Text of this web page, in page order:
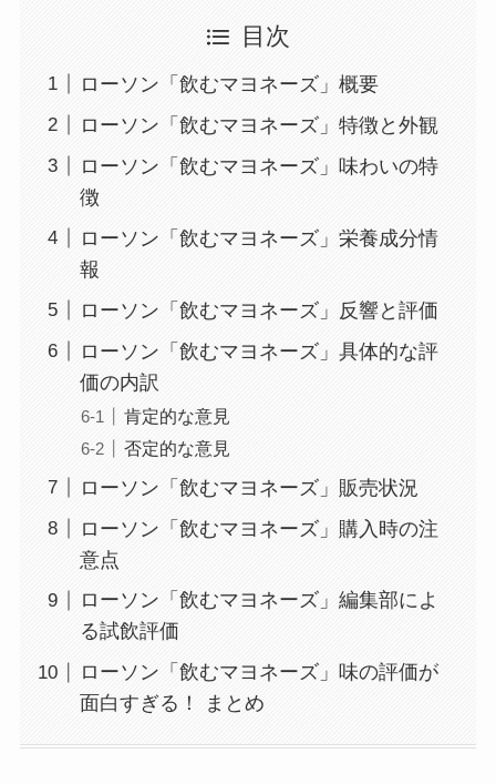
目次
ローソン「飲むマヨネーズ」概要
ローソン「飲むマヨネーズ」特徴と外観
ローソン「飲むマヨネーズ」味わいの特
徴
ローソン「飲むマヨネーズ」栄養成分情
報
ローソン「飲むマヨネーズ」反響と評価
ローソン「飲むマヨネーズ」具体的な評
価の内訳
肯定的な意見
否定的な意見
ローソン「飲むマヨネーズ」販売状況
ローソン「飲むマヨネーズ」購入時の注
意点
ローソン「飲むマヨネーズ」編集部によ
る試飲評価
ローソン「飲むマヨネーズ」味の評価が
面白すぎる！ まとめ